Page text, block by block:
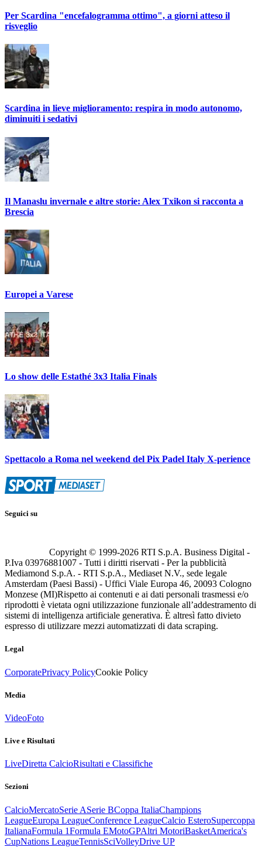
Per Scardina "encefalogramma ottimo", a giorni atteso il
risveglio
Scardina in lieve miglioramento: respira in modo autonomo,
diminuiti i sedativi
Il Manaslu invernale e altre storie: Alex Txikon si racconta a
Brescia
Europei a Varese
Lo show delle Estathé 3x3 Italia Finals
Spettacolo a Roma nel weekend del Pix Padel Italy X-perience
Seguici su
Copyright © 1999-2026 RTI S.p.A. Business Digital -
P.Iva 03976881007 - Tutti i diritti riservati - Per la pubblicità
Mediamond S.p.A. - RTI S.p.A., Mediaset N.V., sede legale
Amsterdam (Paesi Bassi) - Uffici Viale Europa 46, 20093 Cologno
Monzese (MI)Rispetto ai contenuti e ai dati personali trasmessi e/o
riprodotti è vietata ogni utilizzazione funzionale all’addestramento di
sistemi di intelligenza artificiale generativa. È altresì fatto divieto
espresso di utilizzare mezzi automatizzati di data scraping.
Legal
CorporatePrivacy PolicyCookie Policy
Media
VideoFoto
Live e Risultati
LiveDiretta CalcioRisultati e Classifiche
Sezioni
CalcioMercatoSerie ASerie BCoppa ItaliaChampions
LeagueEuropa LeagueConference LeagueCalcio EsteroSupercoppa
ItalianaFormula 1Formula EMotoGPAltri MotoriBasketAmerica's
CupNations LeagueTennisSciVolleyDrive UP